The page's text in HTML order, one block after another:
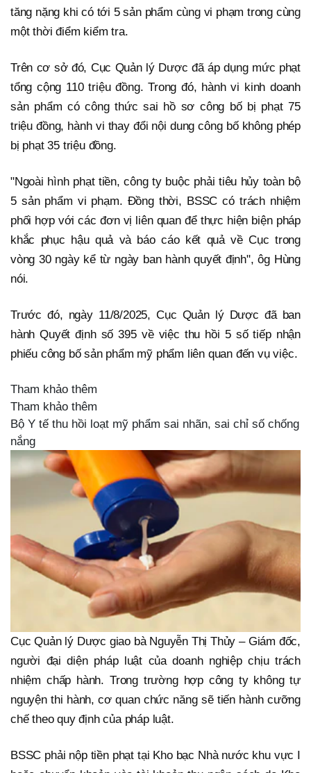
tăng nặng khi có tới 5 sản phẩm cùng vi phạm trong cùng
một thời điểm kiểm tra.
Trên cơ sở đó, Cục Quản lý Dược đã áp dụng mức phạt
tổng cộng 110 triệu đồng. Trong đó, hành vi kinh doanh
sản phẩm có công thức sai hồ sơ công bố bị phạt 75
triệu đồng, hành vi thay đổi nội dung công bố không phép
bị phạt 35 triệu đồng.
"Ngoài hình phạt tiền, công ty buộc phải tiêu hủy toàn bộ
5 sản phẩm vi phạm. Đồng thời, BSSC có trách nhiệm
phối hợp với các đơn vị liên quan để thực hiện biện pháp
khắc phục hậu quả và báo cáo kết quả về Cục trong
vòng 30 ngày kể từ ngày ban hành quyết định", ôg Hùng
nói.
Trước đó, ngày 11/8/2025, Cục Quản lý Dược đã ban
hành Quyết định số 395 về việc thu hồi 5 số tiếp nhận
phiếu công bố sản phẩm mỹ phẩm liên quan đến vụ việc.
Tham khảo thêm
Tham khảo thêm
Bộ Y tế thu hồi loạt mỹ phẩm sai nhãn, sai chỉ số chống
nắng
Cục Quản lý Dược giao bà Nguyễn Thị Thủy – Giám đốc,
người đại diện pháp luật của doanh nghiệp chịu trách
nhiệm chấp hành. Trong trường hợp công ty không tự
nguyện thi hành, cơ quan chức năng sẽ tiến hành cưỡng
chế theo quy định của pháp luật.
BSSC phải nộp tiền phạt tại Kho bạc Nhà nước khu vực I